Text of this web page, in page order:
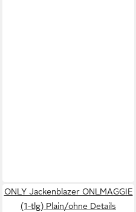
ONLY Jackenblazer ONLMAGGIE
(1-tlg) Plain/ohne Details